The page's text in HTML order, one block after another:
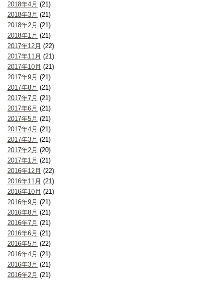
2018年4月 (21)
2018年3月 (21)
2018年2月 (21)
2018年1月 (21)
2017年12月 (22)
2017年11月 (21)
2017年10月 (21)
2017年9月 (21)
2017年8月 (21)
2017年7月 (21)
2017年6月 (21)
2017年5月 (21)
2017年4月 (21)
2017年3月 (21)
2017年2月 (20)
2017年1月 (21)
2016年12月 (22)
2016年11月 (21)
2016年10月 (21)
2016年9月 (21)
2016年8月 (21)
2016年7月 (21)
2016年6月 (21)
2016年5月 (22)
2016年4月 (21)
2016年3月 (21)
2016年2月 (21)